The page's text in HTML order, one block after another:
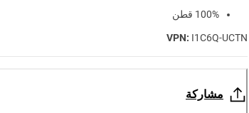
100% قطن
VPN: I1C6Q-UCTN
مشاركة